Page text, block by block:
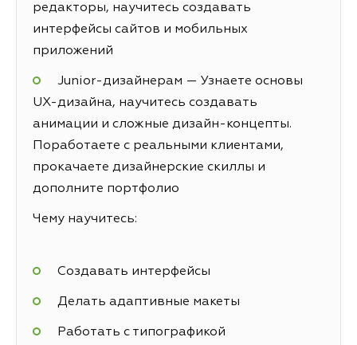
редакторы, научитесь создавать
интерфейсы сайтов и мобильных
приложений
Junior-дизайнерам — Узнаете основы
UX-дизайна, научитесь создавать
анимации и сложные дизайн-концепты.
Поработаете с реальными клиентами,
прокачаете дизайнерские скиллы и
дополните портфолио
Чему научитесь:
Создавать интерфейсы
Делать адаптивные макеты
Работать с типографикой